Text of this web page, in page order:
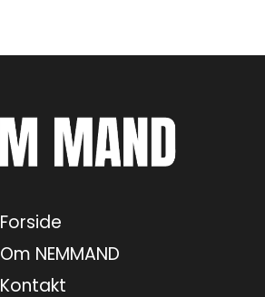
Forside
Om NEMMAND
Kontakt